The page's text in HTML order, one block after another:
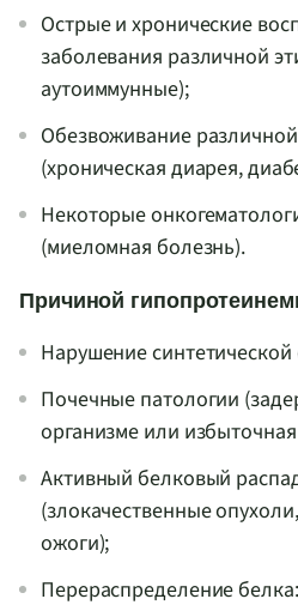
Острые и хронические
заболевания различной
аутоиммунные);
Обезвоживание
(хроническая диарея,
Некоторые
(миеломная болезнь).
Причиной
Нарушение
Почечные патологии
организме или
Активный белковый
(злокачественные
ожоги);
Перераспределение